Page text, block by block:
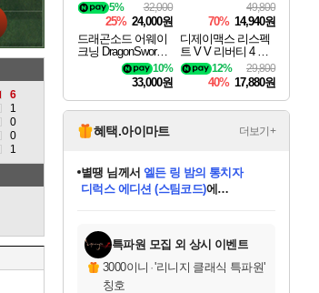
6
1
0
0
1
32,000
5%
25% 24,000원
49,800
70% 14,940원
드래곤소드 어웨이
크닝 DragonSword A
10%
33,000원
디제이맥스 리스펙
트 V V 리버티 4 팩
DJMAX RESPECT
V V Liberty 4 Pack D
29,800
12%
40% 17,880원
혜택.아이마트 더보기+
교환.
별땡님께서엘든 링 밤의 통치자
당첨되셨습니다.
니코 님께서 (본편포함) 데이브 더
다이버 인 더 정글 번들 (스팀코드)
당첨되셨습니다.
당첨되셨습니다.
당첨되셨습니다.
당첨되셨습니다.
당첨되셨습니다.
에디션 (스팀코드)를 교환.
당첨되셨습니다.
특파원 모집 외 상시 이벤트
3000이니 ·'리니지 클래식 특파원'
칭호